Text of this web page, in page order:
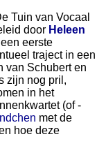
Tuin van Vocaal
door Heleen
eerste
traject in een
van Schubert en
zijn nog pril,
in het
(of -
met de
hoe deze